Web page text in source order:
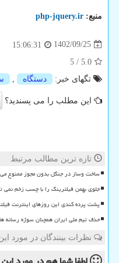
منبع: php-jquery.ir
1402/09/25
15:06:31
5.0
/
5
تگهای خبر:
دستگاه ,
این مطلب را می پسندید؟
تازه ترین مطالب مرتبط
ساخت وساز در جنگل بدون مجوز ممنوع
جلوی بهمن فیلترینگ را با چسب زخم نمی
پشت پرده کندی این روزهای اینترنت
حذف تیم ملی ایران همچنان سوژه رسانه
نظرات بینندگان در مورد